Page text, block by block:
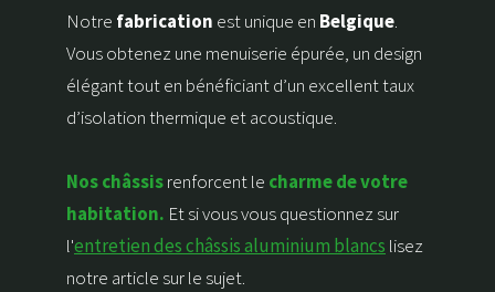
Notre fabrication est unique en Belgique.
Vous obtenez une menuiserie épurée, un design
élégant tout en bénéficiant d’un excellent taux
d’isolation thermique et acoustique.
Nos châssisrenforcent le charme de votre
habitation. Et si vous vous questionnez sur
l'entretien des châssis aluminium blancs lisez
notre article sur le sujet.